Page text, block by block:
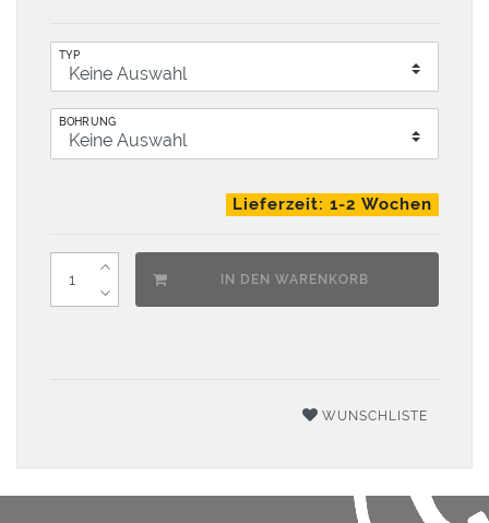
TYP
BOHRUNG
Lieferzeit: 1-2 Wochen
IN DEN WARENKORB
WUNSCHLISTE